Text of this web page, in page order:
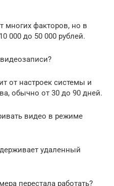
многих факторов, но в
000 до 50 000 рублей.
от настроек системы и
обычно от 30 до 90 дней.
видео в режиме
удаленный
перестала работать?